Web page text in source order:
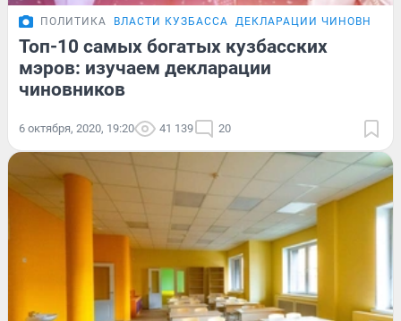
ПОЛИТИКА ВЛАСТИ КУЗБАССА ДЕКЛАРАЦИИ
Топ-10 самых богатых кузбасских
мэров: изучаем декларации
чиновников
6 октября, 2020, 19:20 41 139 20